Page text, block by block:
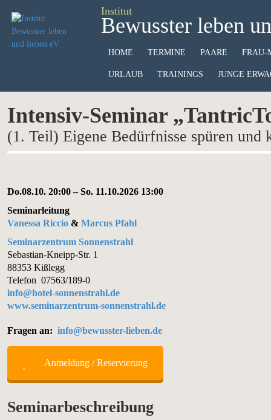
Institut
Bewusster leben
HOME TERMINE PAARE FRAU-
URLAUB TRAININGS JUNGE
Intensiv-Seminar
(1. Teil) Eigene Bedürfnisse spüren und
Do.08.10. 20:00 – So. 11.10.2026 13:00
Seminarleitung
Vanessa Riccio & Marcus Pfahl
Seminarzentrum Sonnenstrahl
Sebastian-Kneipp-Str. 1
88353 Kißlegg
Telefon 07563/189-0
info@hotel-sonnenstrahl.de
www.seminarzentrum-sonnenstrahl.de
Fragen an: info@bewusster-lieben.de
Anmeldung / Reservierung
Seminarbeschreibung